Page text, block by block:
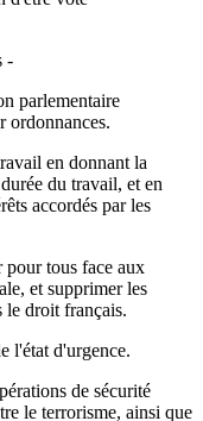
-
parlementaire
ordonnances.
en donnant la
du travail, et en
accordés par les
tous face aux
et supprimer les
le droit français.
l'état d'urgence.
de sécurité
le terrorisme, ainsi que